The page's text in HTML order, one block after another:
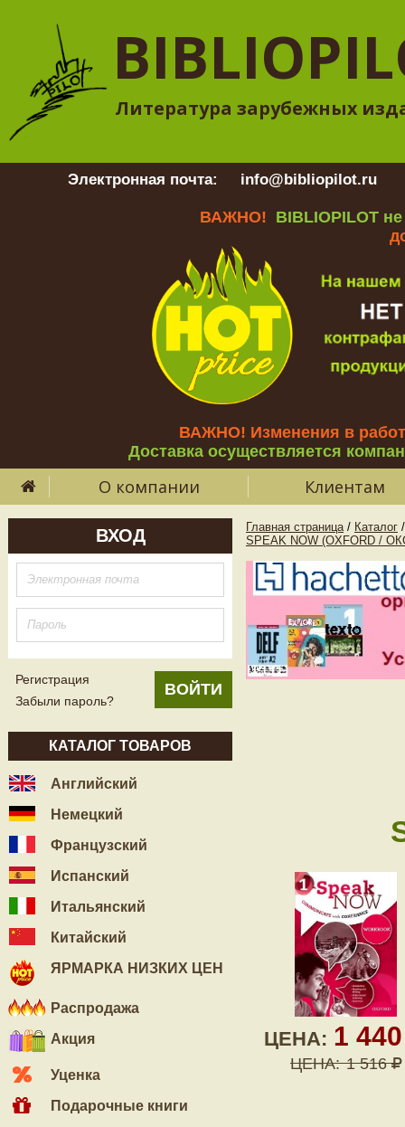
Литература зарубежных
Электронная почта: info@bibliopilot.ru
ВАЖНО! BIBLIOPILOT
ВАЖНО! Изменения в
Доставка осуществляется
О компании Клиентам
ВХОД
Регистрация
Забыли пароль?
КАТАЛОГ ТОВАРОВ
Английский
Немецкий
Французский
Испанский
Итальянский
Китайский
ЯРМАРКА НИЗКИХ ЦЕН
Распродажа
Акция
Уценка
Подарочные книги
Главная страница / Каталог /
SPEAK NOW (OXFORD /
ЦЕНА: 1
ЦЕНА: 1 516